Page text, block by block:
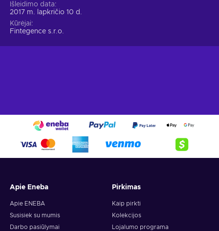
Išleidimo data
2017 m. lapkričio 10 d.
Kūrėjai
Fintegence s.r.o.
Apie Eneba
Apie ENEBA
Susisiek su mumis
Darbo pasiūlymai
Pirkimas
Kaip pirkti
Kolekcijos
Lojalumo programa